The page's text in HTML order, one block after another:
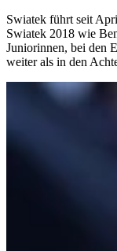
Swiatek führt seit
Swiatek 2018 wie
Juniorinnen, bei den
weiter als in den